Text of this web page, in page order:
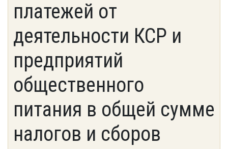
платежей от
деятельности КСР и
предприятий
общественного
питания в общей сумме
налогов и сборов